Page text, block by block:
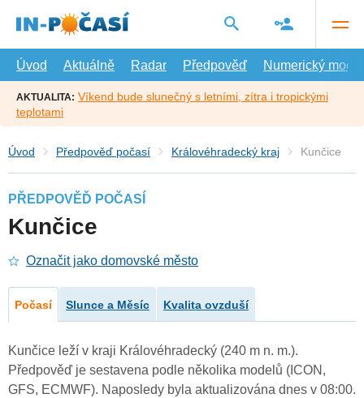
hlavní
Úvod
Aktuálně Radar Předpověď Numerický model
AKTUALITA: Víkend bude slunečný s letními, zítra i tropickými
teplotami
Úvod Předpověď počasí Královéhradecký kraj Kunčice
PŘEDPOVĚĎ POČASÍ
Kunčice
Označit jako domovské město
Počasí Slunce a Měsíc Kvalita ovzduší
Kunčice leží v kraji Královéhradecký (240 m n. m.).
Předpověď je sestavena podle několika modelů (ICON,
GFS, ECMWF). Naposledy byla aktualizována dnes v 08:00.